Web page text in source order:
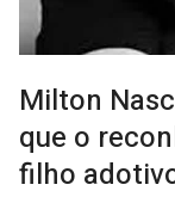
Milton
que o
filho